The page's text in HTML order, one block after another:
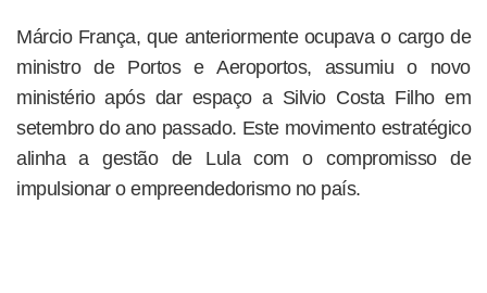
Márcio França, que anteriormente ocupava o cargo de
ministro de Portos e Aeroportos, assumiu o novo
ministério após dar espaço a Silvio Costa Filho em
setembro do ano passado. Este movimento estratégico
alinha a gestão de Lula com o compromisso de
impulsionar o empreendedorismo no país.